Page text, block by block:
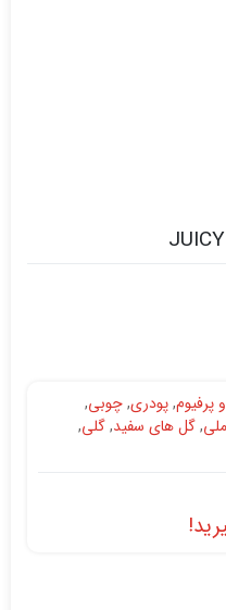
پرفیوم,پودری,چوبی,
,گل های سفید,گلی,